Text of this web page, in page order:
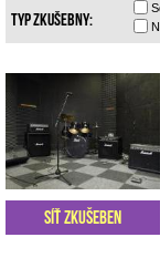
Typ zkušebny:
Síť zkušeben